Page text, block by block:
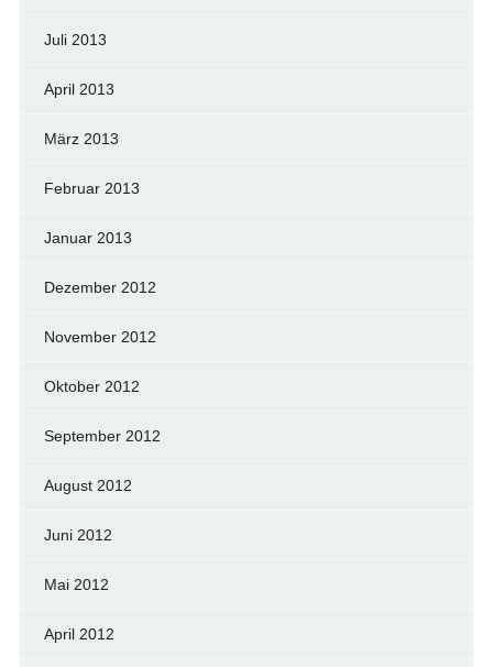
Juli 2013
April 2013
März 2013
Februar 2013
Januar 2013
Dezember 2012
November 2012
Oktober 2012
September 2012
August 2012
Juni 2012
Mai 2012
April 2012